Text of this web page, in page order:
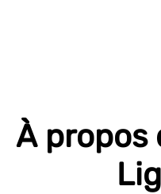
À propos